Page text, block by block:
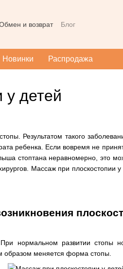
и возврат
Блог
Новинки Распродажа
у детей
Результатом такого
ребенка. Если вовремя не
стоптана неравномерно, это
Массаж при плоскостопии
нормальном развитии стопы
образом меняется форма стопы.